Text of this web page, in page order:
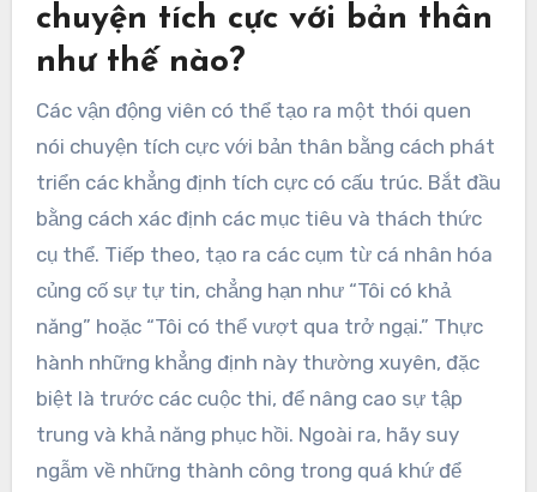
chuyện tích cực với bản thân
như thế nào?
Các vận động viên có thể tạo ra một thói quen
nói chuyện tích cực với bản thân bằng cách phát
triển các khẳng định tích cực có cấu trúc. Bắt đầu
bằng cách xác định các mục tiêu và thách thức
cụ thể. Tiếp theo, tạo ra các cụm từ cá nhân hóa
củng cố sự tự tin, chẳng hạn như “Tôi có khả
năng” hoặc “Tôi có thể vượt qua trở ngại.” Thực
hành những khẳng định này thường xuyên, đặc
biệt là trước các cuộc thi, để nâng cao sự tập
trung và khả năng phục hồi. Ngoài ra, hãy suy
ngẫm về những thành công trong quá khứ để